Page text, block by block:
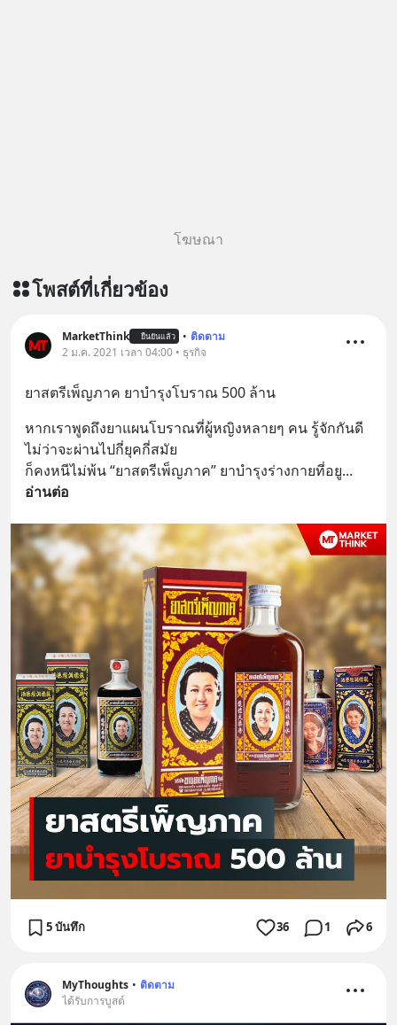
โฆษณา
โพสต์ที่เกี่ยวข้อง
MarketThink ยืนยันแล้ว • ติดตาม
2 ม.ค. 2021 เวลา 04:00 • ธุรกิจ
ยาสตรีเพ็ญภาค ยาบำรุงโบราณ 500 ล้าน
หากเราพูดถึงยาแผนโบราณที่ผู้หญิงหลายๆ คน รู้จักกันดี
ไม่ว่าจะผ่านไปกี่ยุคกี่สมัย
ก็คงหนีไม่พ้น “ยาสตรีเพ็ญภาค” ยาบำรุงร่างกายที่อยู
อ่านต่อ
5 บันทึก 36 1 6
MyThoughts • ติดตาม
ได้รับการบูสต์